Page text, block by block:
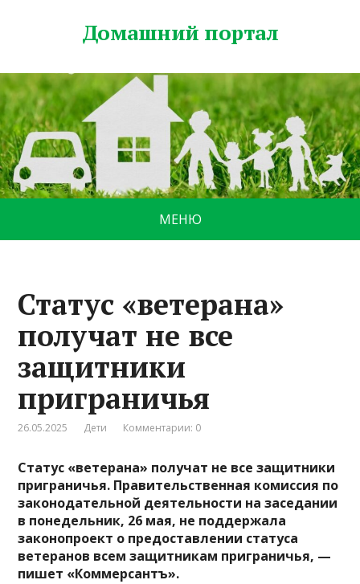
Домашний портал
МЕНЮ
Статус «ветерана»
получат не все
защитники
приграничья
26.05.2025 Дети Комментарии: 0
Статус «ветерана» получат не все защитники
приграничья. Правительственная комиссия по
законодательной деятельности на заседании
в понедельник, 26 мая, не поддержала
законопроект о предоставлении статуса
ветеранов всем защитникам приграничья, —
пишет «Коммерсантъ».